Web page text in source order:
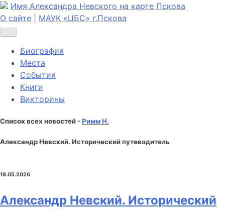
Имя Александра Невского на карте Пскова
О сайте
МАУК «ЦБС» г.Пскова
Биография
Места
События
Книги
Викторины
Список всех новостей -Римм Н.
Александр Невский. Исторический путеводитель
18.05.2026
Александр Невский. Исторический